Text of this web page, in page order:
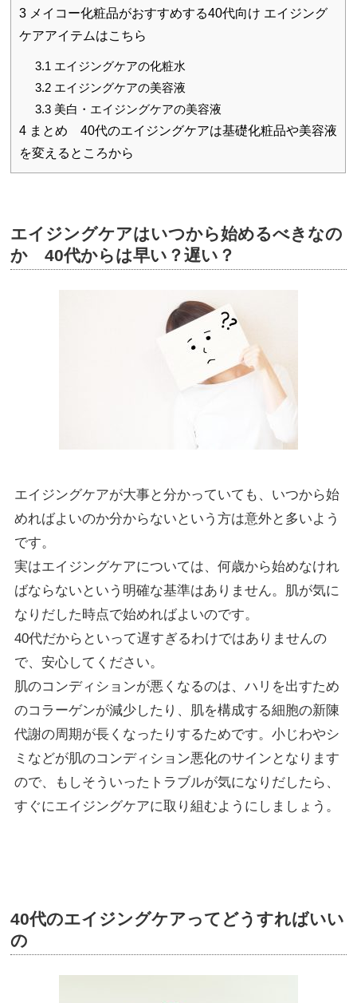
3 メイコー化粧品がおすすめする40代向け エイジング
ケアアイテムはこちら
3.1 エイジングケアの化粧水
3.2エイジングケアの美容液
3.3美白・エイジングケアの美容液
4 まとめ 40代のエイジングケアは基礎化粧品や美容液
を変えるところから
エイジングケアはいつから始めるべきなの
か 40代からは早い？遅い？
エイジングケアが大事と分かっていても、いつから始
めればよいのか分からないという方は意外と多いよう
です。
実はエイジングケアについては、何歳から始めなけれ
ばならないという明確な基準はありません。肌が気に
なりだした時点で始めればよいのです。
40代だからといって遅すぎるわけではありませんの
で、安心してください。
肌のコンディションが悪くなるのは、ハリを出すため
のコラーゲンが減少したり、肌を構成する細胞の新陳
代謝の周期が長くなったりするためです。小じわやシ
ミなどが肌のコンディション悪化のサインとなります
ので、もしそういったトラブルが気になりだしたら、
すぐにエイジングケアに取り組むようにしましょう。
40代のエイジングケアってどうすればいい
の